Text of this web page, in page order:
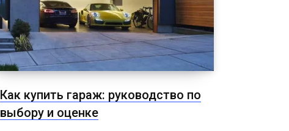
Как купить гараж: руководство по
выбору и оценке